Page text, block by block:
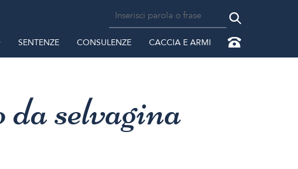
SENTENZE CONSULENZE CACCIA E ARMI
selvagina